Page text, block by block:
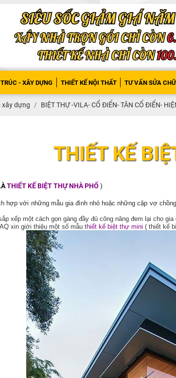
- XÂY DỰNG THIẾT KẾ NỘI THẤT TƯ VẤN SỬA
xây dựng BIỆT THỰ -VILA- CỔ ĐIỂN- TÂN CỔ ĐIỂN-
THIẾT KẾ
THIẾT KẾ BIỆT THỰ NHÀ PHỐ )
hợp với những mẫu gia đình nhỏ hoặc những cặp vợ
xếp một cách gọn gàng đầy đủ công năng đem lại cho
xin giới thiệu một số mẫu thiết kế biệt thự mini ( thiết kế